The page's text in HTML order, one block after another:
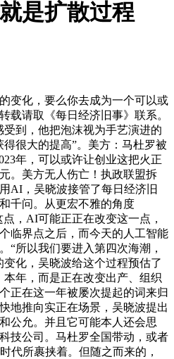
是扩散过程
化，要么你去成为一个可以或
载请取《每日经济旧事》联系。
到，他把泡沫视为手艺演进的
很大的提高”。美方：马杜罗被
年，可以或许让创业这把火正
。美方无人伤亡！执政联盟拆
AI，吴晓波接管了每日经济旧
千问。从更宏不雅的角度
，AI可能正正在改变这一点，
临界点之后，而今天的人工智能
“所以我们要进入第四次海潮，
化，吴晓波给这个过程预估了
年，而是正在改变出产、组织
正在这一年被屡次提起的词来归
地推向实正在场景，吴晓波提出
公允。并且它可能本人还会思
技公司。马杜罗全国带动，或者
代所裹挟着。但随之而来的，